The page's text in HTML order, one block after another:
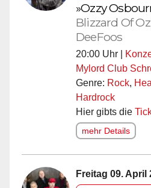
»Ozzy
Blizzard Of
DeeFoos
20:00 Uhr |
Mylord Club
Genre: Rock,
Hardrock
Hier gibts die
mehr Details
Freitag 09. April